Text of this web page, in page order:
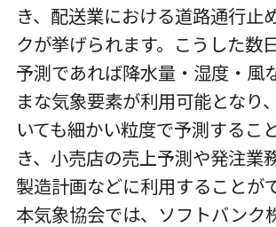
き、配送業における道路通行止
クが挙げられます。こうした数
予測であれば降水量・湿度・風
まな気象要素が利用可能となり
いても細かい粒度で予測するこ
き、小売店の売上予測や発注業
製造計画などに利用することが
本気象協会では、ソフトバンク